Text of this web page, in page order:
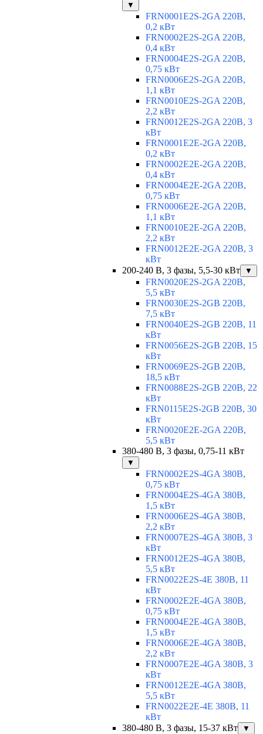
▼
FRN0001E2S-2GA 220В,
0,2 кВт
FRN0002E2S-2GA 220В,
0,4 кВт
FRN0004E2S-2GA 220В,
0,75 кВт
FRN0006E2S-2GA 220В,
1,1 кВт
FRN0010E2S-2GA 220В,
2,2 кВт
FRN0012E2S-2GA 220В, 3
кВт
FRN0001E2E-2GA 220В,
0,2 кВт
FRN0002E2E-2GA 220В,
0,4 кВт
FRN0004E2E-2GA 220В,
0,75 кВт
FRN0006E2E-2GA 220В,
1,1 кВт
FRN0010E2E-2GA 220В,
2,2 кВт
FRN0012E2E-2GA 220В, 3
кВт
200-240 В, 3 фазы, 5,5-30 кВт
▼
FRN0020E2S-2GA 220В,
5,5 кВт
FRN0030E2S-2GB 220В,
7,5 кВт
FRN0040E2S-2GB 220В, 11
кВт
FRN0056E2S-2GB 220В, 15
кВт
FRN0069E2S-2GB 220В,
18,5 кВт
FRN0088E2S-2GB 220В, 22
кВт
FRN0115E2S-2GB 220В, 30
кВт
FRN0020E2E-2GA 220В,
5,5 кВт
380-480 В, 3 фазы, 0,75-11 кВт
▼
FRN0002E2S-4GA 380В,
0,75 кВт
FRN0004E2S-4GA 380В,
1,5 кВт
FRN0006E2S-4GA 380В,
2,2 кВт
FRN0007E2S-4GA 380В, 3
кВт
FRN0012E2S-4GA 380В,
5,5 кВт
FRN0022E2S-4E 380В, 11
кВт
FRN0002E2E-4GA 380В,
0,75 кВт
FRN0004E2E-4GA 380В,
1,5 кВт
FRN0006E2E-4GA 380В,
2,2 кВт
FRN0007E2E-4GA 380В, 3
кВт
FRN0012E2E-4GA 380В,
5,5 кВт
FRN0022E2E-4E 380В, 11
кВт
380-480 В, 3 фазы, 15-37 кВт
▼